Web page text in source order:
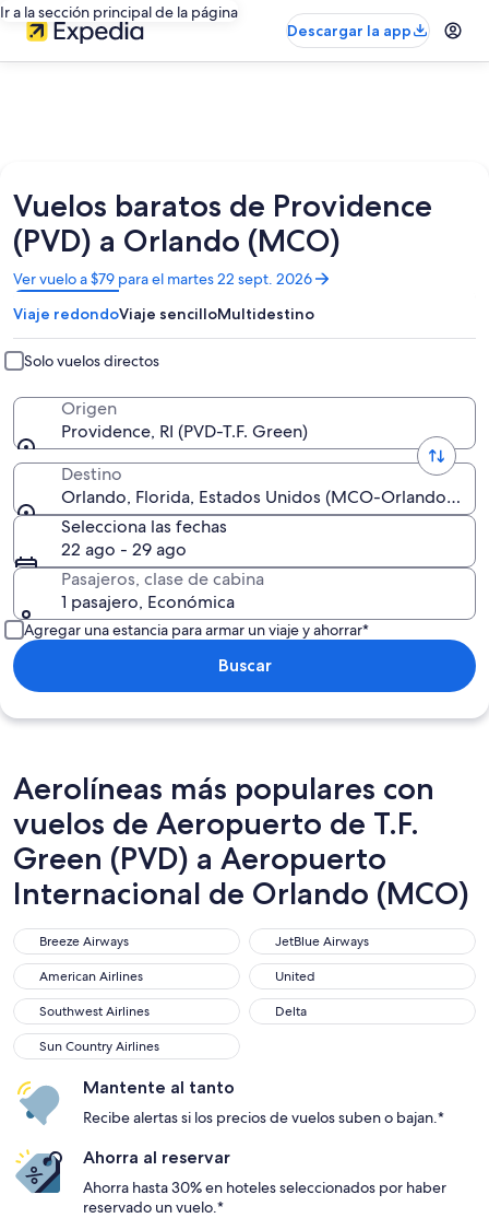
Ir a la sección principal de la página
Descargar la app
Vuelos baratos de Providence
(PVD) a Orlando (MCO)
Ver vuelo a $79 para el martes 22 sept. 2026
Se
abrirá
en
una
nueva
ventana
Viaje redondoViaje sencilloMultidestino
Solo vuelos directos
Origen
Providence, RI (PVD-T.F. Green)
Destino
Orlando, Florida, Estados Unidos (MCO-Orlando Intl.)
Selecciona las fechas
22 ago - 29 ago
Pasajeros, clase de cabina
1 pasajero, Económica
Agregar una estancia para armar un viaje y ahorrar*
Buscar
Aerolíneas más populares con
vuelos de Aeropuerto de T.F.
Green (PVD) a Aeropuerto
Internacional de Orlando (MCO)
Breeze Airways
Breeze Airways JetBlue Airways
JetBlue Airways
American Airlines
American Airlines United
United
Southwest Airlines
Southwest Airlines Delta
Delta
Sun Country Airlines
Sun Country Airlines
Mantente al tanto
Recibe alertas si los precios de vuelos suben o bajan.*
Ahorra al reservar
Ahorra hasta 30% en hoteles seleccionados por haber
reservado un vuelo.*